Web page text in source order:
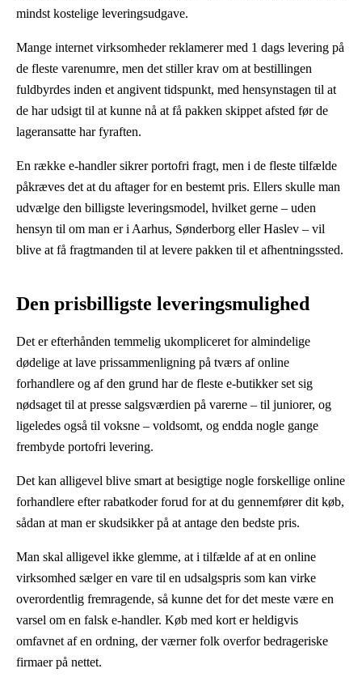
mindst kostelige leveringsudgave.
Mange internet virksomheder reklamerer med 1 dags levering på
de fleste varenumre, men det stiller krav om at bestillingen
fuldbyrdes inden et angivent tidspunkt, med hensynstagen til at
de har udsigt til at kunne nå at få pakken skippet afsted før de
lageransatte har fyraften.
En række e-handler sikrer portofri fragt, men i de fleste tilfælde
påkræves det at du aftager for en bestemt pris. Ellers skulle man
udvælge den billigste leveringsmodel, hvilket gerne – uden
hensyn til om man er i Aarhus, Sønderborg eller Haslev – vil
blive at få fragtmanden til at levere pakken til et afhentningssted.
Den prisbilligste leveringsmulighed
Det er efterhånden temmelig ukompliceret for almindelige
dødelige at lave prissammenligning på tværs af online
forhandlere og af den grund har de fleste e-butikker set sig
nødsaget til at presse salgsværdien på varerne – til juniorer, og
ligeledes også til voksne – voldsomt, og endda nogle gange
frembyde portofri levering.
Det kan alligevel blive smart at besigtige nogle forskellige online
forhandlere efter rabatkoder forud for at du gennemfører dit køb,
sådan at man er skudsikker på at antage den bedste pris.
Man skal alligevel ikke glemme, at i tilfælde af at en online
virksomhed sælger en vare til en udsalgspris som kan virke
overordentlig fremragende, så kunne det for det meste være en
varsel om en falsk e-handler. Køb med kort er heldigvis
omfavnet af en ordning, der værner folk overfor bedrageriske
firmaer på nettet.